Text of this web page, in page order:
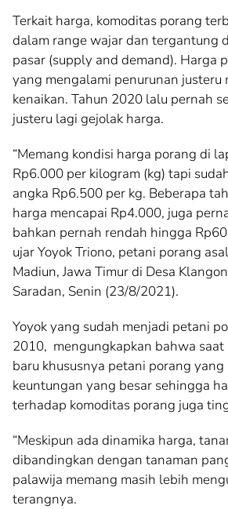
Terkait harga, komoditas porang
dalam range wajar dan tergantung
pasar (supply and demand). Harga
yang mengalami penurunan justeru
kenaikan. Tahun 2020 lalu pernah
justeru lagi gejolak harga.
“Memang kondisi harga porang di
Rp6.000 per kilogram (kg) tapi
angka Rp6.500 per kg. Beberapa
harga mencapai Rp4.000, juga
bahkan pernah rendah hingga
ujar Yoyok Triono, petani porang
Madiun, Jawa Timur di Desa
Saradan, Senin (23/8/2021).
Yoyok yang sudah menjadi petani
2010, mengungkapkan bahwa
baru khususnya petani porang
keuntungan yang besar sehingga
terhadap komoditas porang juga
“Meskipun ada dinamika harga,
dibandingkan dengan tanaman
palawija memang masih lebih
terangnya.